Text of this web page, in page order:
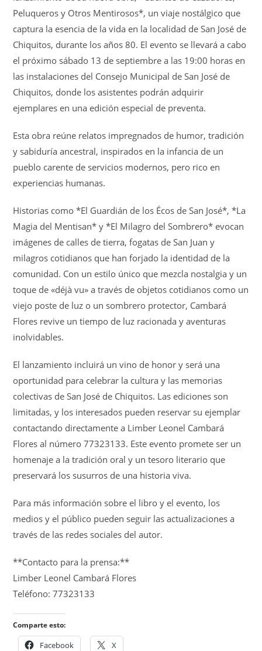
Peluqueros y Otros Mentirosos*, un viaje nostálgico que
captura la esencia de la vida en la localidad de San José de
Chiquitos, durante los años 80. El evento se llevará a cabo
el próximo sábado 13 de septiembre a las 19:00 horas en
las instalaciones del Consejo Municipal de San José de
Chiquitos, donde los asistentes podrán adquirir
ejemplares en una edición especial de preventa.
Esta obra reúne relatos impregnados de humor, tradición
y sabiduría ancestral, inspirados en la infancia de un
pueblo carente de servicios modernos, pero rico en
experiencias humanas.
Historias como *El Guardián de los Écos de San José*, *La
Magia del Mentisan* y *El Milagro del Sombrero* evocan
imágenes de calles de tierra, fogatas de San Juan y
milagros cotidianos que han forjado la identidad de la
comunidad. Con un estilo único que mezcla nostalgia y un
toque de «déjà vu» a través de objetos cotidianos como un
viejo poste de luz o un sombrero protector, Cambará
Flores revive un tiempo de luz racionada y aventuras
inolvidables.
El lanzamiento incluirá un vino de honor y será una
oportunidad para celebrar la cultura y las memorias
colectivas de San José de Chiquitos. Las ediciones son
limitadas, y los interesados pueden reservar su ejemplar
contactando directamente a Limber Leonel Cambará
Flores al número 77323133. Este evento promete ser un
homenaje a la tradición oral y un tesoro literario que
preservará los susurros de una historia viva.
Para más información sobre el libro y el evento, los
medios y el público pueden seguir las actualizaciones a
través de las redes sociales del autor.
**Contacto para la prensa:**
Limber Leonel Cambará Flores
Teléfono: 77323133
Comparte esto:
Facebook X